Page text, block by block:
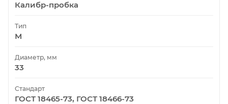
Калибр-пробка
Тип
М
Диаметр, мм
33
Стандарт
ГОСТ 18465-73, ГОСТ 18466-73